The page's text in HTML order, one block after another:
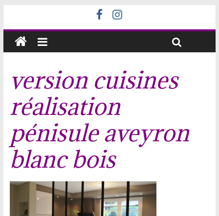
version cuisines
réalisation
pénisule aveyron
blanc bois